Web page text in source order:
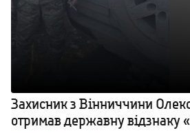
Захисник з Вінниччини
отримав державну відзнаку